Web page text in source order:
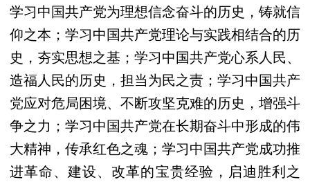
学习中国共产党为理想信念奋斗的历史，铸就信
仰之本；学习中国共产党理论与实践相结合的历
史，夯实思想之基；学习中国共产党心系人民、
造福人民的历史，担当为民之责；学习中国共产
党应对危局困境、不断攻坚克难的历史，增强斗
争之力；学习中国共产党在长期奋斗中形成的伟
大精神，传承红色之魂；学习中国共产党成功推
进革命、建设、改革的宝贵经验，启迪胜利之